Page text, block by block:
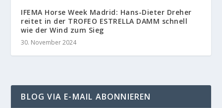
IFEMA Horse Week Madrid: Hans-Dieter Dreher
reitet in der TROFEO ESTRELLA DAMM schnell
wie der Wind zum Sieg
30. November 2024
BLOG VIA E-MAIL ABONNIEREN